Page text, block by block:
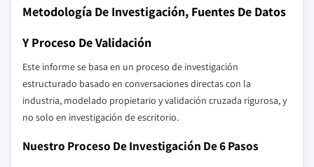
Metodología De Investigación, Fuentes De Datos
Y Proceso De Validación
Este informe se basa en un proceso de investigación
estructurado basado en conversaciones directas con la
industria, modelado propietario y validación cruzada rigurosa, y
no solo en investigación de escritorio.
Nuestro Proceso De Investigación De 6 Pasos